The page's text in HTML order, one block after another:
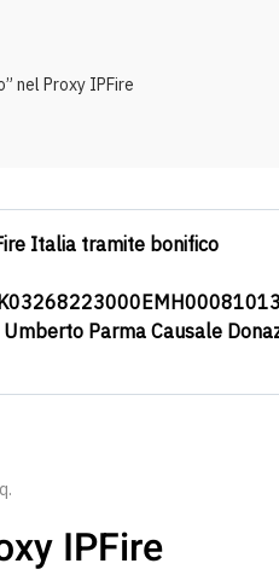
nel Proxy IPFire
Italia tramite bonifico
Parma Causale
.
IPFire